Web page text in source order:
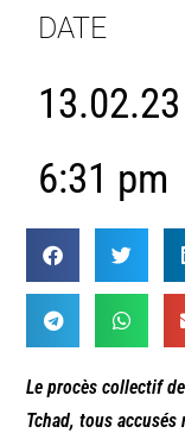
DATE
13.02.23
6:31 pm
Le procès collectif
Tchad, tous accusés